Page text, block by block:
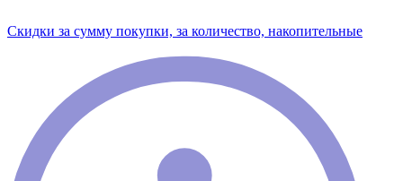
Скидки за сумму покупки, за количество, накопительные